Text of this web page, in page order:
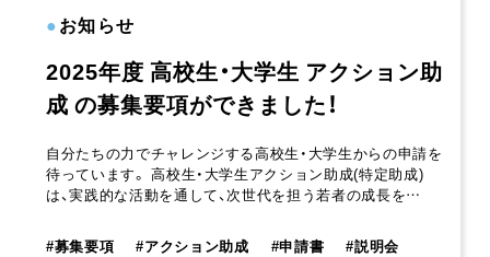
●お知らせ
2025年度 高校生・大学生 アクション助
成 の募集要項ができました！
自分たちの力でチャレンジする高校生・大学生からの申請を
待っています。 高校生・大学生アクション助成(特定助成)
は、実践的な活動を通して、次世代を担う若者の成長を…
#募集要項 #アクション助成 #申請書 #説明会